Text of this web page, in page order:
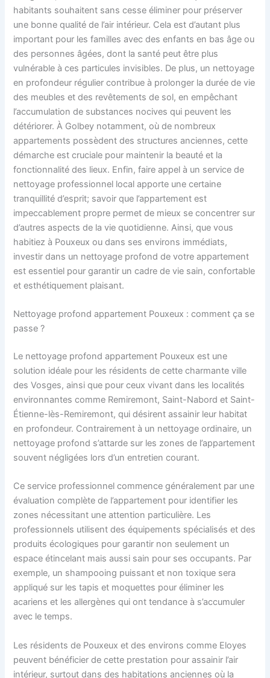
habitants souhaitent sans cesse éliminer pour préserver
une bonne qualité de l’air intérieur. Cela est d’autant plus
important pour les familles avec des enfants en bas âge ou
des personnes âgées, dont la santé peut être plus
vulnérable à ces particules invisibles. De plus, un nettoyage
en profondeur régulier contribue à prolonger la durée de vie
des meubles et des revêtements de sol, en empêchant
l’accumulation de substances nocives qui peuvent les
détériorer. À Golbey notamment, où de nombreux
appartements possèdent des structures anciennes, cette
démarche est cruciale pour maintenir la beauté et la
fonctionnalité des lieux. Enfin, faire appel à un service de
nettoyage professionnel local apporte une certaine
tranquillité d’esprit; savoir que l’appartement est
impeccablement propre permet de mieux se concentrer sur
d’autres aspects de la vie quotidienne. Ainsi, que vous
habitiez à Pouxeux ou dans ses environs immédiats,
investir dans un nettoyage profond de votre appartement
est essentiel pour garantir un cadre de vie sain, confortable
et esthétiquement plaisant.
Nettoyage profond appartement Pouxeux : comment ça se
passe ?
Le nettoyage profond appartement Pouxeux est une
solution idéale pour les résidents de cette charmante ville
des Vosges, ainsi que pour ceux vivant dans les localités
environnantes comme Remiremont, Saint-Nabord et Saint-
Étienne-lès-Remiremont, qui désirent assainir leur habitat
en profondeur. Contrairement à un nettoyage ordinaire, un
nettoyage profond s’attarde sur les zones de l’appartement
souvent négligées lors d’un entretien courant.
Ce service professionnel commence généralement par une
évaluation complète de l’appartement pour identifier les
zones nécessitant une attention particulière. Les
professionnels utilisent des équipements spécialisés et des
produits écologiques pour garantir non seulement un
espace étincelant mais aussi sain pour ses occupants. Par
exemple, un shampooing puissant et non toxique sera
appliqué sur les tapis et moquettes pour éliminer les
acariens et les allergènes qui ont tendance à s’accumuler
avec le temps.
Les résidents de Pouxeux et des environs comme Eloyes
peuvent bénéficier de cette prestation pour assainir l’air
intérieur, surtout dans des habitations anciennes où la